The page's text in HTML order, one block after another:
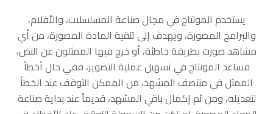
يستخدم المونتاج في مجال صناعة المسلسلات، والأفلام،
والبرامج المصورة، ويهدف إلى تنقية المادة المصورة، من أي
مشاهد صورت بطريقة خاطئة، أو خرج فيها الممثلون عن النص،
فساعد المونتاج في تسهيل عملية التصوير، ففي حال أخطأ
الممثل في منتصف المشهد، من الممكن التوقف عند الخطأ
لتعديله، ومن ثم إكمال باقي المشهد، قديماً عند بداية صناعة